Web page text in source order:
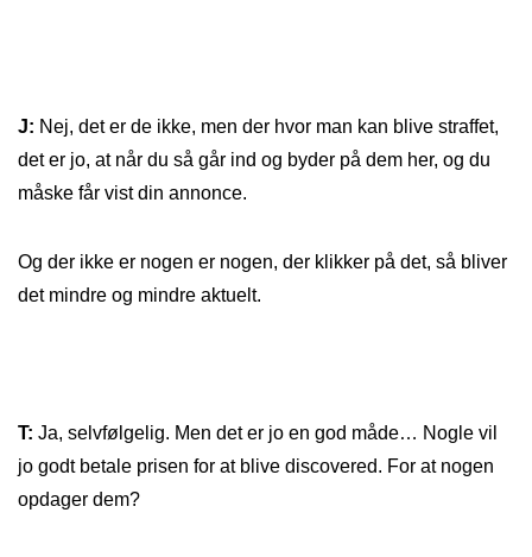
J: Nej, det er de ikke, men der hvor man kan blive straffet,
det er jo, at når du så går ind og byder på dem her, og du
måske får vist din annonce.
Og der ikke er nogen er nogen, der klikker på det, så bliver
det mindre og mindre aktuelt.
T: Ja, selvfølgelig. Men det er jo en god måde… Nogle vil
jo godt betale prisen for at blive discovered. For at nogen
opdager dem?